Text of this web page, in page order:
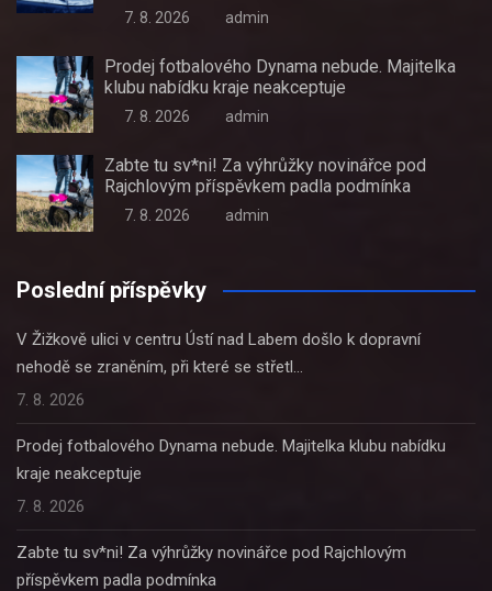
7. 8. 2026 admin
Prodej fotbalového Dynama nebude. Majitelka
klubu nabídku kraje neakceptuje
7. 8. 2026 admin
Zabte tu sv*ni! Za výhrůžky novinářce pod
Rajchlovým příspěvkem padla podmínka
7. 8. 2026 admin
Poslední příspěvky
V Žižkově ulici v centru Ústí nad Labem došlo k dopravní
nehodě se zraněním, při které se střetl…
7. 8. 2026
Prodej fotbalového Dynama nebude. Majitelka klubu nabídku
kraje neakceptuje
7. 8. 2026
Zabte tu sv*ni! Za výhrůžky novinářce pod Rajchlovým
příspěvkem padla podmínka